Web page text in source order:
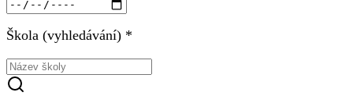
Škola (vyhledávání) *